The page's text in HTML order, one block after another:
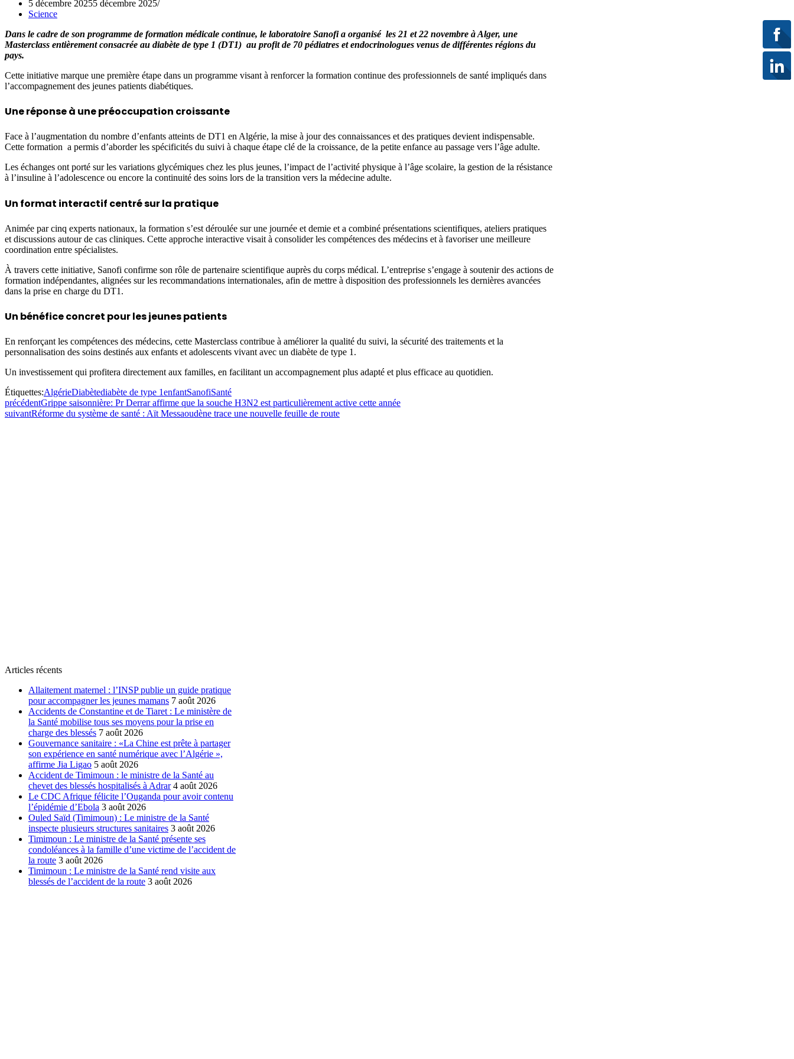
5 décembre 20255 décembre 2025
Science
Dans le cadre de son programme de formation médicale continue, le laboratoire Sanofi a organisé les 21 et 22 novembre à Alger, une
Masterclass entièrement consacrée au diabète de type 1 (DT1) au profit de 70 pédiatres et endocrinologues venus de différentes régions du
pays.
Cette initiative marque une première étape dans un programme visant à renforcer la formation continue des professionnels de santé impliqués dans
l’accompagnement des jeunes patients diabétiques.
Une réponse à une préoccupation croissante
Face à l’augmentation du nombre d’enfants atteints de DT1 en Algérie, la mise à jour des connaissances et des pratiques devient indispensable.
Cette formation a permis d’aborder les spécificités du suivi à chaque étape clé de la croissance, de la petite enfance au passage vers l’âge adulte.
Les échanges ont porté sur les variations glycémiques chez les plus jeunes, l’impact de l’activité physique à l’âge scolaire, la gestion de la résistance
à l’insuline à l’adolescence ou encore la continuité des soins lors de la transition vers la médecine adulte.
Un format interactif centré sur la pratique
Animée par cinq experts nationaux, la formation s’est déroulée sur une journée et demie et a combiné présentations scientifiques, ateliers pratiques
et discussions autour de cas cliniques. Cette approche interactive visait à consolider les compétences des médecins et à favoriser une meilleure
coordination entre spécialistes.
À travers cette initiative, Sanofi confirme son rôle de partenaire scientifique auprès du corps médical. L’entreprise s’engage à soutenir des actions de
formation indépendantes, alignées sur les recommandations internationales, afin de mettre à disposition des professionnels les dernières avancées
dans la prise en charge du DT1.
Un bénéfice concret pour les jeunes patients
En renforçant les compétences des médecins, cette Masterclass contribue à améliorer la qualité du suivi, la sécurité des traitements et la
personnalisation des soins destinés aux enfants et adolescents vivant avec un diabète de type 1.
Un investissement qui profitera directement aux familles, en facilitant un accompagnement plus adapté et plus efficace au quotidien.
Étiquettes:AlgérieDiabètediabète de type 1enfantSanofiSanté
précédentGrippe saisonnière: Pr Derrar affirme que la souche H3N2 est particulièrement active cette année
suivantRéforme du système de santé : Aït Messaoudène trace une nouvelle feuille de route
Articles récents
Allaitement maternel : l’INSP publie un guide pratique
pour accompagner les jeunes mamans 7 août 2026
Accidents de Constantine et de Tiaret : Le ministère de
la Santé mobilise tous ses moyens pour la prise en
charge des blessés 7 août 2026
Gouvernance sanitaire : «La Chine est prête à partager
son expérience en santé numérique avec l’Algérie »,
affirme Jia Ligao 5 août 2026
Accident de Timimoun : le ministre de la Santé au
chevet des blessés hospitalisés à Adrar 4 août 2026
Le CDC Afrique félicite l’Ouganda pour avoir contenu
l’épidémie d’Ebola 3 août 2026
Ouled Saïd (Timimoun) : Le ministre de la Santé
inspecte plusieurs structures sanitaires 3 août 2026
Timimoun : Le ministre de la Santé présente ses
condoléances à la famille d’une victime de l’accident de
la route 3 août 2026
Timimoun : Le ministre de la Santé rend visite aux
blessés de l’accident de la route 3 août 2026